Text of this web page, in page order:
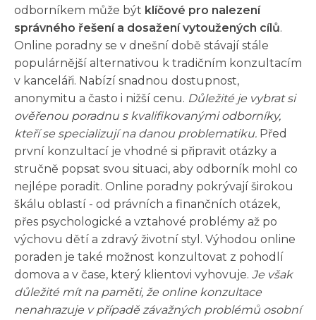
odborníkem může být klíčové pro nalezení
správného řešení a dosažení vytoužených cílů.
Online poradny se v dnešní době stávají stále
populárnější alternativou k tradičním konzultacím
v kanceláři. Nabízí snadnou dostupnost,
anonymitu a často i nižší cenu. Důležité je vybrat si
ověřenou poradnu s kvalifikovanými odborníky,
kteří se specializují na danou problematiku. Před
první konzultací je vhodné si připravit otázky a
stručně popsat svou situaci, aby odborník mohl co
nejlépe poradit. Online poradny pokrývají širokou
škálu oblastí - od právních a finančních otázek,
přes psychologické a vztahové problémy až po
výchovu dětí a zdravý životní styl. Výhodou online
poraden je také možnost konzultovat z pohodlí
domova a v čase, který klientovi vyhovuje. Je však
důležité mít na paměti, že online konzultace
nenahrazuje v případě závažných problémů osobní